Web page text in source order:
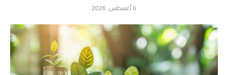
6 أغسطس، 2026